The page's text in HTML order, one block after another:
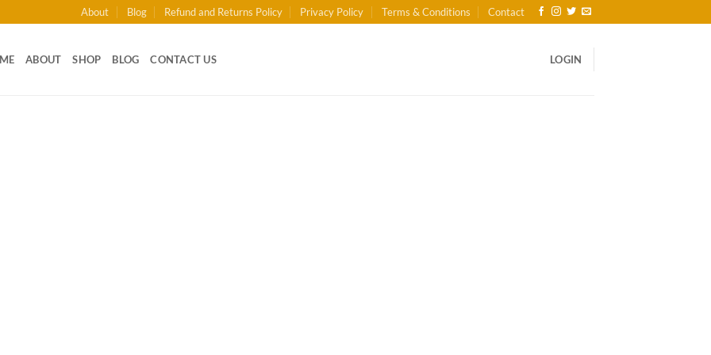
About Blog Refund and Returns Policy Privacy Policy Terms & Conditions Contact
ABOUT SHOP BLOG CONTACT US LOGIN